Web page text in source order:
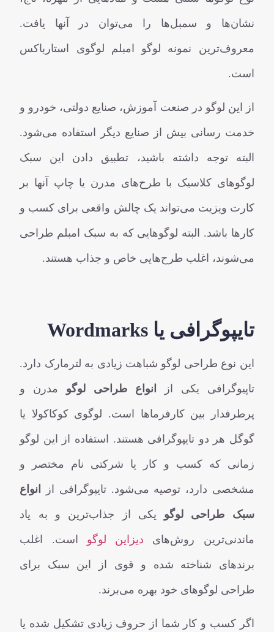
نشان‌ها و سمبل‌ها را می‌توان در آنها یافت.
معروف‌ترین نمونه لوگو امبلم لوگوی استارباکس
است.
از این لوگو در صنعت آموزش، صنایع دولتی، خودرو و
خدمت رسانی بیش از صنایع دیگر استفاده می‌شود.
البته توجه داشته باشید، تطبیق دادن این سبک
لوگوهای کلاسیک با طرح‌های مدرن یا چاپ آنها بر
کارت ویزیت می‌تواند یک چالش واقعی برای کسب و
کارها باشد. البته لوگوهایی که به سبک امبلم طراحی
می‌شوند، اغلب طرح‌هایی خاص و جذاب هستند.
تایپوگرافی یا Wordmarks
این نوع طراحی لوگو شباهت زیادی به لترمارک دارد.
تاپیوگرافی یکی از انواع طراحی لوگو مدرن و
پرطرفدار بین کارفرماها است. لوگوی کوکاکولا یا
گوگل هر دو تایپوگرافی هستند. استفاده از این لوگو
زمانی که کسب و کار یا شرکتی نام مختصر و
مشخصی دارد، توصیه می‌شود. تایپوگرافی از انواع
سبک طراحی لوگو یکی از جذاب‌ترین و به یاد
ماندنی‌ترین روش‌های دیزاین لوگو است. اغلب
برندهای شناخته شده و قوی از این سبک برای
طراحی لوگوهای خود بهره می‌برند.
اگر کسب و کار شما از حروف زیادی تشکیل شده یا